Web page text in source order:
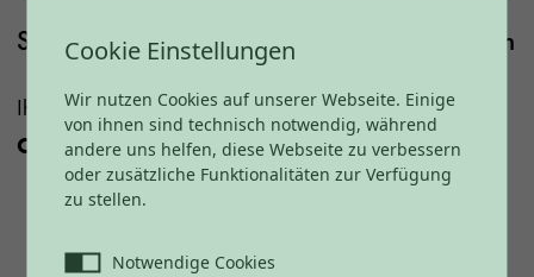
Stand anmelden – Camping Flohmarkt Bayern
Ihr möchtet selbst verkaufen? Dann seid dabei beim
Camping Flohmarkt im Vital CAMP Bayerbach
Cookie Einstellungen
Wir nutzen Cookies auf unserer Webseite. Einige
von ihnen sind technisch notwendig, während
andere uns helfen, diese Webseite zu verbessern
oder zusätzliche Funktionalitäten zur Verfügung
zu stellen.
Notwendige Cookies